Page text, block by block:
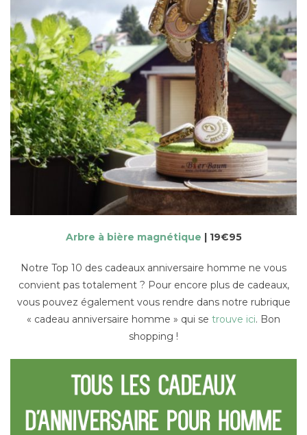
Arbre à bière magnétique | 19€95
Notre Top 10 des cadeaux anniversaire homme ne vous
convient pas totalement ? Pour encore plus de cadeaux,
vous pouvez également vous rendre dans notre rubrique
« cadeau anniversaire homme » qui se trouve ici. Bon
shopping !